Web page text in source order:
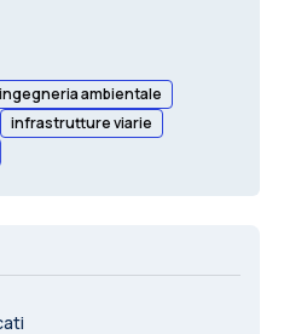
ingegneria ambientale
infrastrutture viarie